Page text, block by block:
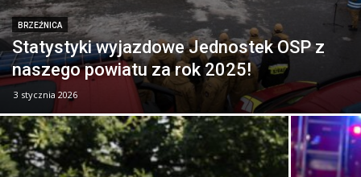
BRZEŹNICA
Statystyki wyjazdowe Jednostek OSP z
naszego powiatu za rok 2025!
3 stycznia 2026